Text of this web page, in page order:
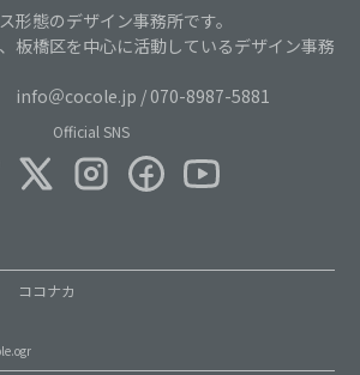
形態のデザイン事務所です。
板橋区を中心に活動しているデザイン事務
info＠cocole.jp / 070-8987-5881
Official SNS
ココナカ